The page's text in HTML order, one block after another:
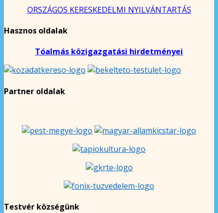
ORSZÁGOS KERESKEDELMI NYILVÁNTARTÁS
Hasznos oldalak
Tóalmás közigazgatási hirdetményei
Partner oldalak
Testvér községünk